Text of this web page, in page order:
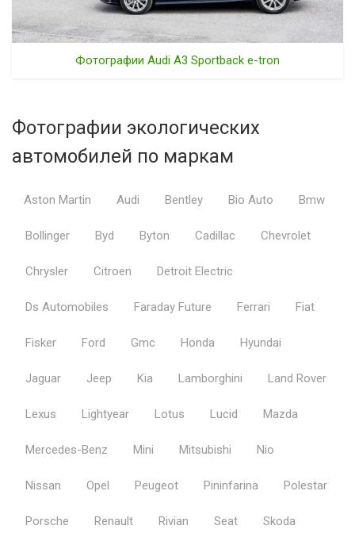
Фотографии Audi A3 Sportback e-tron
Фотографии экологических
автомобилей по маркам
Aston Martin Audi Bentley Bio Auto Bmw
Bollinger Byd Byton Cadillac Chevrolet
Chrysler Citroen Detroit Electric
Ds Automobiles Faraday Future Ferrari Fiat
Fisker Ford Gmc Honda Hyundai
Jaguar Jeep Kia Lamborghini Land Rover
Lexus Lightyear Lotus Lucid Mazda
Mercedes-Benz Mini Mitsubishi Nio
Nissan Opel Peugeot Pininfarina Polestar
Porsche Renault Rivian Seat Skoda